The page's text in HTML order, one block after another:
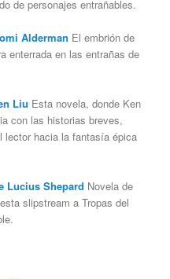
de personajes entrañables.
Alderman El embrión de
enterrada en las entrañas de
Liu Esta novela, donde Ken
con las historias breves,
lector hacia la fantasía épica
Lucius Shepard Novela de
slipstream a Tropas del